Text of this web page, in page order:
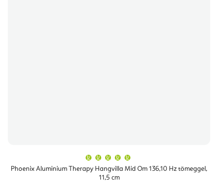
Phoenix Aluminium Therapy Hangvilla Mid Om 136,10 Hz tömeggel,
11,5 cm
átlagos
értékelése